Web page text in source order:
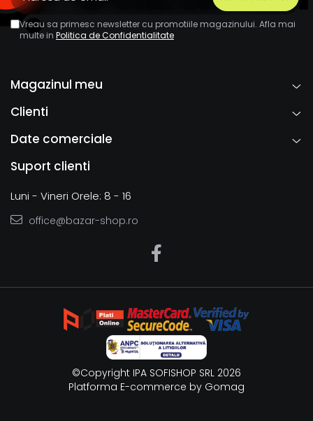
Vreau sa primesc newsletter cu promotiile magazinului. Afla mai
multe in Politica de Confidentialitate
Magazinul meu
Clienti
Date comerciale
Suport clienti
Luni - Vineri Orele: 8 - 16
office@bazar-shop.ro
©Copyright IPA SOFISHOP SRL 2026
Platforma E-commerce by Gomag